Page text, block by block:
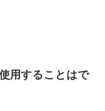
用することはで